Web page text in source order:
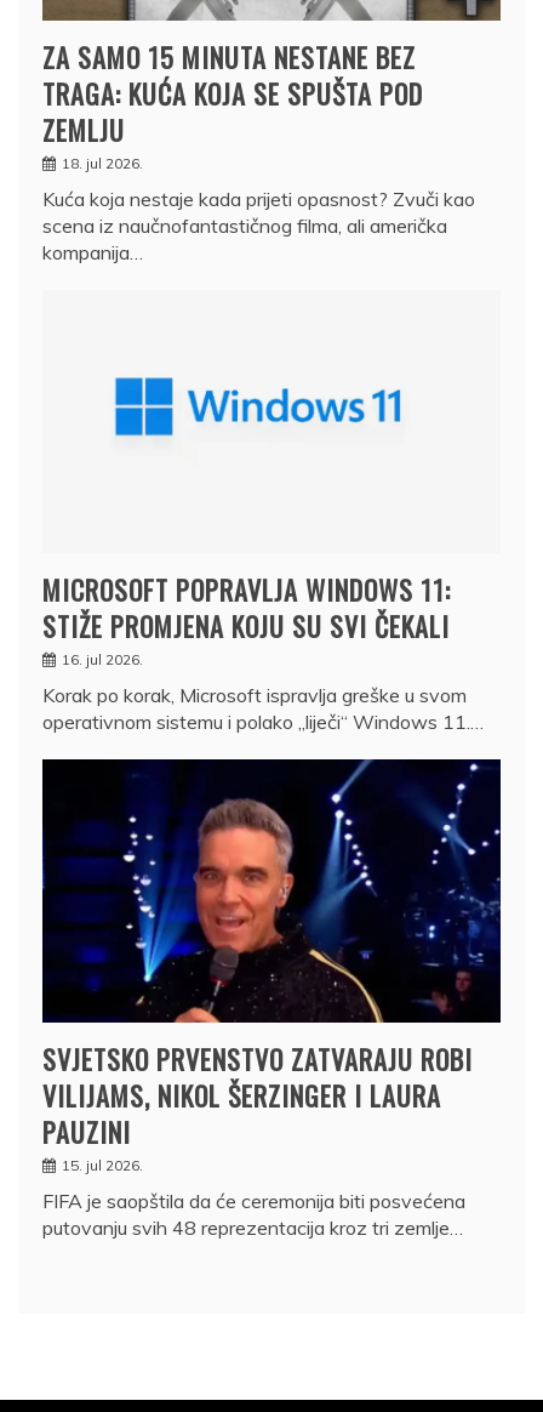
ZA SAMO 15 MINUTA NESTANE BEZ
TRAGA: KUĆA KOJA SE SPUŠTA POD
ZEMLJU
18. jul 2026.
Kuća koja nestaje kada prijeti opasnost? Zvuči kao
scena iz naučnofantastičnog filma, ali američka
kompanija…
MICROSOFT POPRAVLJA WINDOWS 11:
STIŽE PROMJENA KOJU SU SVI ČEKALI
16. jul 2026.
Korak po korak, Microsoft ispravlja greške u svom
operativnom sistemu i polako „liječi“ Windows 11.…
SVJETSKO PRVENSTVO ZATVARAJU ROBI
VILIJAMS, NIKOL ŠERZINGER I LAURA
PAUZINI
15. jul 2026.
FIFA je saopštila da će ceremonija biti posvećena
putovanju svih 48 reprezentacija kroz tri zemlje…